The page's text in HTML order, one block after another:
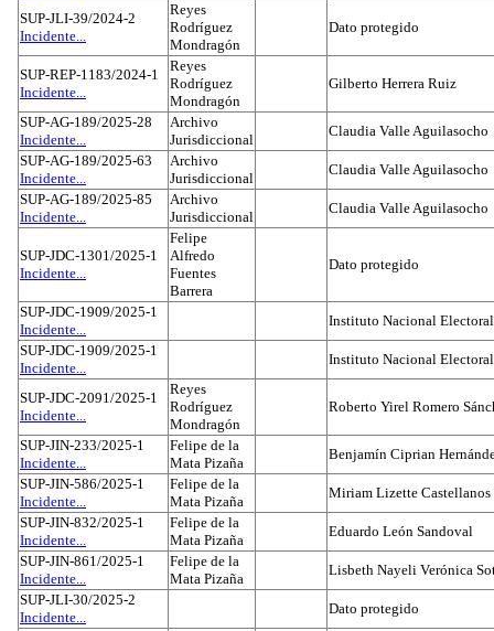
SUP-JLI-39/2024-2
Incidente...
Reyes
Rodríguez
Mondragón
Dato protegido
SUP-REP-1183/2024-1
Incidente...
Reyes
Rodríguez
Mondragón
Gilberto Herrera Ruiz
SUP-AG-189/2025-28
Incidente...
Archivo
Jurisdiccional
Claudia Valle Aguilasocho
SUP-AG-189/2025-63
Incidente...
Archivo
Jurisdiccional
Claudia Valle Aguilasocho
SUP-AG-189/2025-85
Incidente...
Archivo
Jurisdiccional
Claudia Valle Aguilasocho
SUP-JDC-1301/2025-1
Incidente...
Felipe
Alfredo
Fuentes
Barrera
Dato protegido
SUP-JDC-1909/2025-1
Incidente...
Instituto Nacional Electoral
SUP-JDC-1909/2025-1
Incidente...
Instituto Nacional Electoral
SUP-JDC-2091/2025-1
Incidente...
Reyes
Rodríguez
Mondragón
Roberto Yirel Romero
SUP-JIN-233/2025-1
Incidente...
Felipe de la
Mata Pizaña
Benjamín Ciprian
SUP-JIN-586/2025-1
Incidente...
Felipe de la
Mata Pizaña
Miriam Lizette Castellanos
SUP-JIN-832/2025-1
Incidente...
Felipe de la
Mata Pizaña
Eduardo León Sandoval
SUP-JIN-861/2025-1
Incidente...
Felipe de la
Mata Pizaña
Lisbeth Nayeli Verónica
SUP-JLI-30/2025-2
Incidente...
Dato protegido